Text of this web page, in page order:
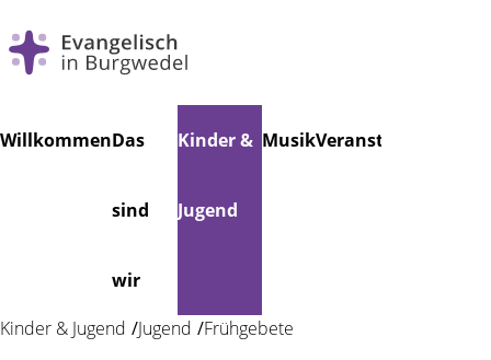
überspringen
WillkommenDas
sind
wir
Kinder &
Jugend
MusikVeranstaltungen
Kinder & Jugend Jugend Frühgebete